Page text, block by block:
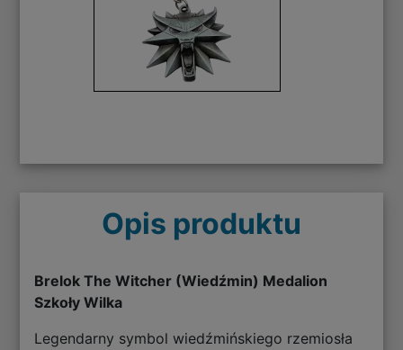
Opis produktu
Brelok The Witcher (Wiedźmin) Medalion
Szkoły Wilka
Legendarny symbol wiedźmińskiego rzemiosła